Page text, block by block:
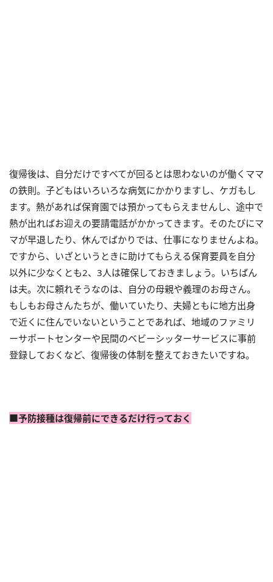
復帰後は、自分だけですべてが回るとは思わないのが働くママ
の鉄則。子どもはいろいろな病気にかかりますし、ケガもし
ます。熱があれば保育園では預かってもらえませんし、途中で
熱が出ればお迎えの要請電話がかかってきます。そのたびにマ
マが早退したり、休んでばかりでは、仕事になりませんよね。
ですから、いざというときに助けてもらえる保育要員を自分
以外に少なくとも2、3人は確保しておきましょう。いちばん
は夫。次に頼れそうなのは、自分の母親や義理のお母さん。
もしもお母さんたちが、働いていたり、夫婦ともに地方出身
で近くに住んでいないということであれば、地域のファミリ
ーサポートセンターや民間のベビーシッターサービスに事前
登録しておくなど、復帰後の体制を整えておきたいですね。
■予防接種は復帰前にできるだけ行っておく